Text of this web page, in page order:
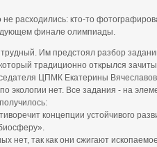
расходились: кто-то
финале олимпиады.
Им предстоял разбор
традиционно открылся
ЦПМК Екатерины
экологии нет. Все задания - на
концепции устойчивого
нет, так как они сжигают